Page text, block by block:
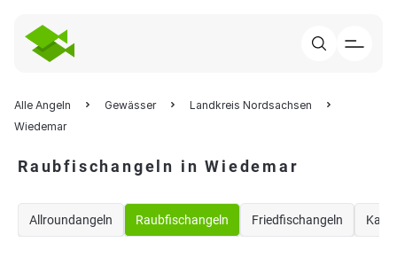
Alle Angeln Gewässer
Landkreis Nordsachsen
Wiedemar
Raubfischangeln in Wiedemar
Allroundangeln Raubfischangeln Friedfischangeln